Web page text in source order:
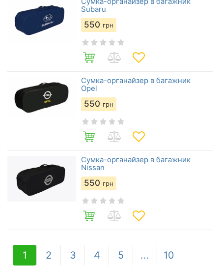
Subaru
550 грн
Сумка-органайзер в багажник
Opel
550 грн
Сумка-органайзер в багажник
Nissan
550 грн
1 2 3 4 5 ... 10